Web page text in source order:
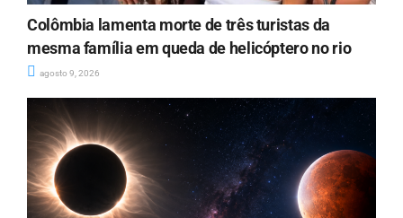
Colômbia lamenta morte de três turistas da
mesma família em queda de helicóptero no rio
agosto 9, 2026